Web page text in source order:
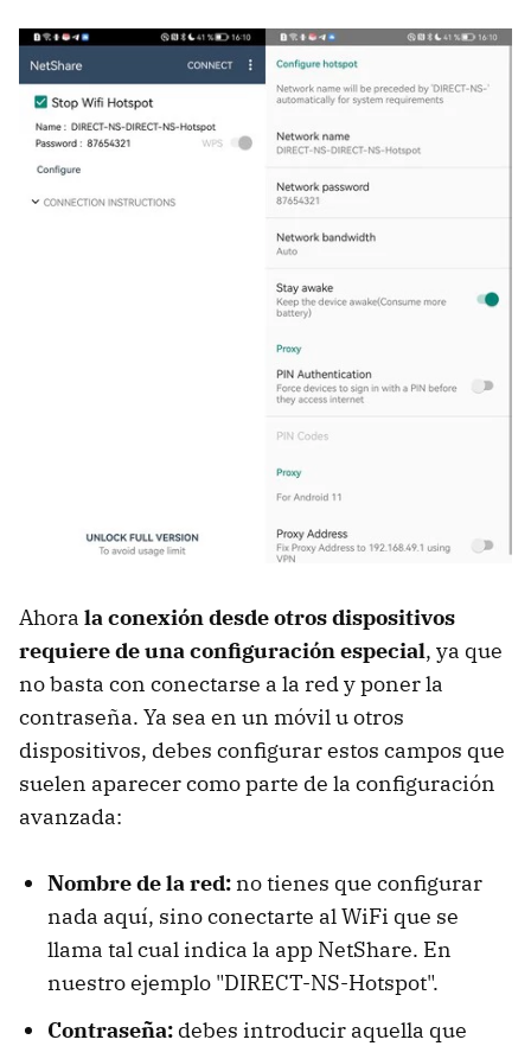
Ahora la conexión desde otros dispositivos
requiere de una configuración especial, ya que
no basta con conectarse a la red y poner la
contraseña. Ya sea en un móvil u otros
dispositivos, debes configurar estos campos que
suelen aparecer como parte de la configuración
avanzada:
Nombre de la red: no tienes que configurar
nada aquí, sino conectarte al WiFi que se
llama tal cual indica la app NetShare. En
nuestro ejemplo "DIRECT-NS-Hotspot".
Contraseña: debes introducir aquella que